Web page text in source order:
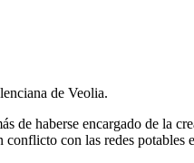
de Veolia.
haberse encargado de la
con las redes potables